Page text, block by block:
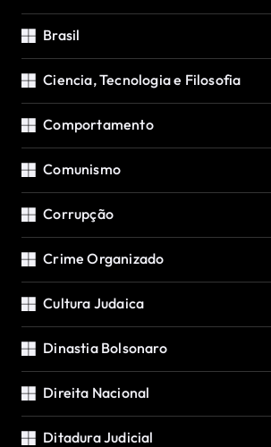
Brasil
Ciencia, Tecnologia e Filosofia
Comportamento
Comunismo
Corrupção
Crime Organizado
Cultura Judaica
Dinastia Bolsonaro
Direita Nacional
Ditadura Judicial